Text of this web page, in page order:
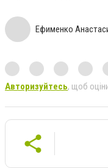
Ефименко
Авторизуйтесь, щоб